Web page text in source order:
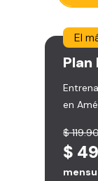
El
Plan
en
$
$